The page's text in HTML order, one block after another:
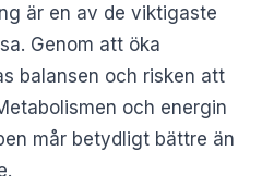
är en av de viktigaste
Genom att öka
balansen och risken att
och energin
mår betydligt bättre än